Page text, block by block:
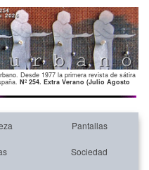
Desde 1977 la primera revista de sátira
Nº 254. Extra Verano (Julio Agosto
Pantallas
Sociedad